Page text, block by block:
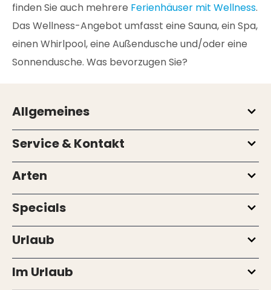
finden Sie auch mehrere Ferienhäuser mit Wellness.
Das Wellness-Angebot umfasst eine Sauna, ein Spa,
einen Whirlpool, eine Außendusche und/oder eine
Sonnendusche. Was bevorzugen Sie?
Allgemeines
Service & Kontakt
Arten
Specials
Urlaub
Im Urlaub